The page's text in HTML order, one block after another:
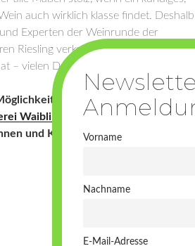
auch wirklich klasse findet. Deshalb
Experten der Weinrunde der
Riesling verkostet haben und, dass er
– vielen Dank dafür!
unsere Weine beim „Festival
Waiblingen
zu probieren – schaut
und Kollegen mit ihren super
Vorname
Nachname
E-Mail-Adresse